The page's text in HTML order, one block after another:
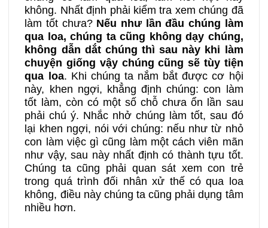
38A 38B 39A
39B 40A 40B
không. Nhất định phải kiểm tra xem chúng đã
làm tốt chưa? Nếu như lần đầu chúng làm
qua loa, chúng ta cũng không dạy chúng,
không dẫn dắt chúng thì sau này khi làm
chuyện giống vậy chúng cũng sẽ tùy tiện
qua loa. Khi chúng ta nắm bắt được cơ hội
này, khen ngợi, khẳng định chúng: con làm
tốt làm, còn có một số chỗ chưa ổn lần sau
phải chú ý. Nhắc nhở chúng làm tốt, sau đó
lại khen ngợi, nói với chúng: nếu như từ nhỏ
con làm việc gì cũng làm một cách viên mãn
như vậy, sau này nhất định có thành tựu tốt.
Chúng ta cũng phải quan sát xem con trẻ
trong quá trình đối nhân xử thế có qua loa
không, điều này chúng ta cũng phải dụng tâm
nhiều hơn.